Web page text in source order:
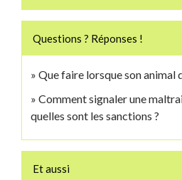
Questions ? Réponses !
Que faire lorsque son animal
Comment signaler une
quelles sont les sanctions ?
Et aussi